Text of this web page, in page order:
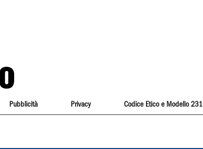
Pubblicità Privacy Codice Etico e Modello 231